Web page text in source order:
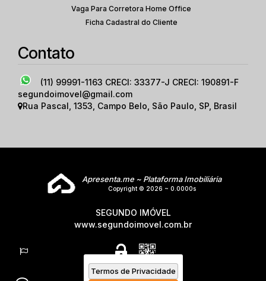
Termos de Privacidade
Vaga Para Corretora Home Office
Ficha Cadastral do Cliente
Contato
(11) 99991-1163 CRECI: 33377-J CRECI: 190891-F
segundoimovel@gmail.com
Rua Pascal 1353 Campo Belo São Paulo SP Brasil
Apresenta.me ~ Plataforma Imobiliária
Copyright © 2026 ~ 0.0000s
SEGUNDO IMÓVEL
www.segundoimovel.com.br